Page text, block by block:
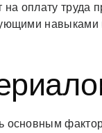
оплату труда
основным